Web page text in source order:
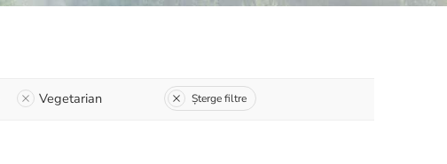
Vegetarian Șterge filtre